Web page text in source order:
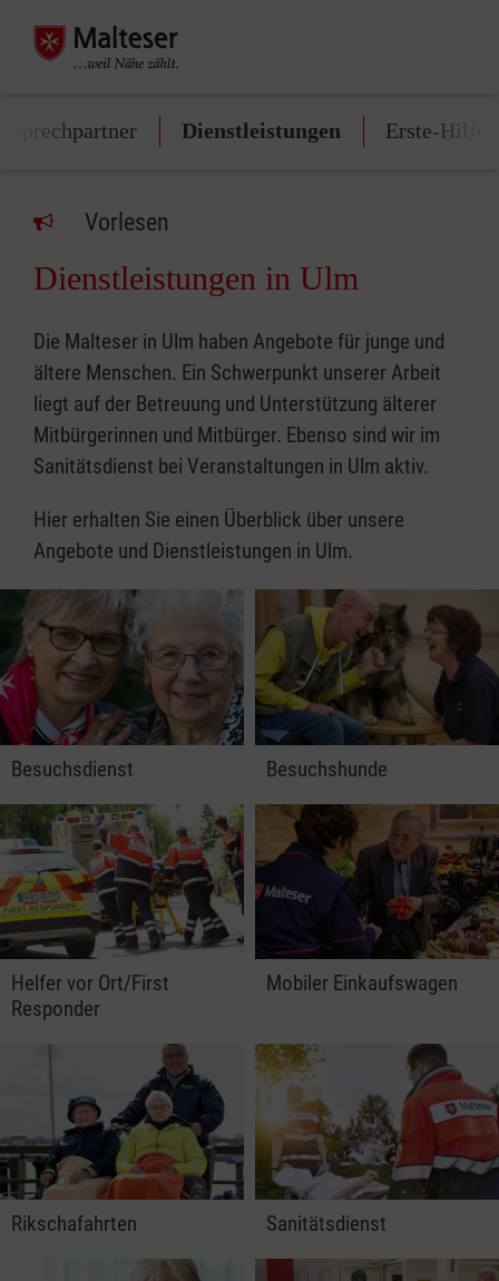
Dienstleistungen Erste-Hilfe-
Vorlesen
Dienstleistungen in Ulm
Die Malteser in Ulm haben Angebote für junge und
ältere Menschen. Ein Schwerpunkt unserer Arbeit
liegt auf der Betreuung und Unterstützung älterer
Mitbürgerinnen und Mitbürger. Ebenso sind wir im
Sanitätsdienst bei Veranstaltungen in Ulm aktiv.
Hier erhalten Sie einen Überblick über unsere
Angebote und Dienstleistungen in Ulm.
Besuchsdienst Besuchshunde
Helfer vor Ort/First
Responder
Mobiler Einkaufswagen
Rikschafahrten Sanitätsdienst